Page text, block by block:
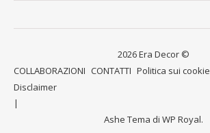
2026 Era Decor ©
COLLABORAZIONI CONTATTI Politica sui cookie
Disclaimer
Ashe Tema di WP Royal.